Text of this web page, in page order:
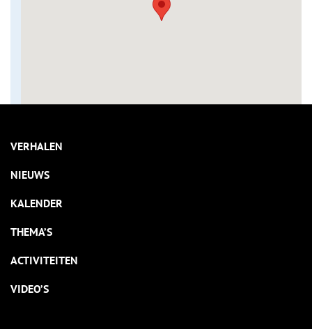
VERHALEN
NIEUWS
KALENDER
THEMA’S
ACTIVITEITEN
VIDEO’S